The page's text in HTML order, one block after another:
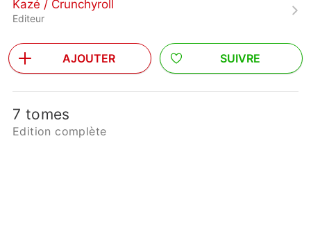
Kazé / Crunchyroll
Editeur
AJOUTER SUIVRE
7 tomes
Edition complète